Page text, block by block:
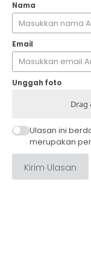
Nama
Email
Unggah foto
Drag
Ulasan ini
merupakan
Kirim Ulasan